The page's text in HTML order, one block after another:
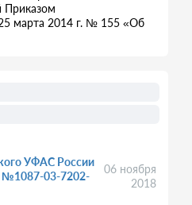
Приказом
марта 2014 г. № 155 «Об
УФАС России
№1087-03-7202-
06 ноября
2018